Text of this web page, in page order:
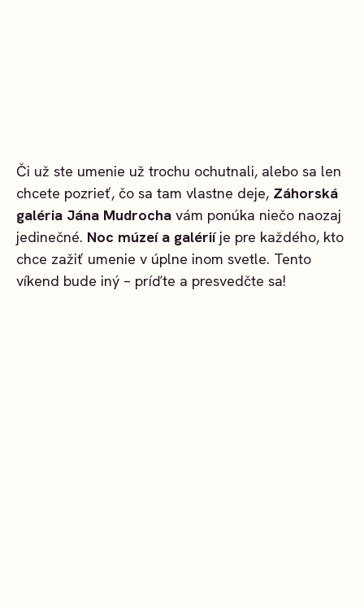
Či už ste umenie už trochu ochutnali, alebo sa len
chcete pozrieť, čo sa tam vlastne deje, Záhorská
galéria Jána Mudrocha vám ponúka niečo naozaj
jedinečné. Noc múzeí a galériíje pre každého, kto
chce zažiť umenie v úplne inom svetle. Tento
víkend bude iný – príďte a presvedčte sa!